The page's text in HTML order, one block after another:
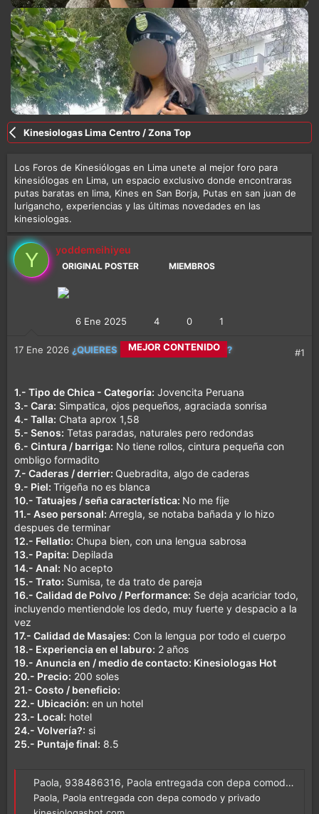
Kinesiologas Lima Centro / Zona Top
Los Foros de Kinesiólogas en Lima unete al mejor foro para
kinesiólogas en Lima, un espacio exclusivo donde encontraras
putas baratas en lima, Kines en San Borja, Putas en san juan de
lurigancho, experiencias y las últimas novedades en las
kinesiologas.
Y yoddemeihiyeu
ORIGINAL POSTER MIEMBROS
6 Ene 2025 4 0 1
17 Ene 2026 ¿QUIERES
CALETITAS REALES
MÁS DIVERSIÓN
? #1
1.- Tipo de Chica - Categoría: Jovencita Peruana
3.- Cara: Simpatica, ojos pequeños, agraciada sonrisa
4.- Talla: Chata aprox 1,58
5.- Senos: Tetas paradas, naturales pero redondas
6.- Cintura / barriga: No tiene rollos, cintura pequeña con
ombligo formadito
7.- Caderas / derrier: Quebradita, algo de caderas
9.- Piel: Trigeña no es blanca
10.- Tatuajes / seña característica: No me fije
11.- Aseo personal: Arregla, se notaba bañada y lo hizo
despues de terminar
12.- Fellatio: Chupa bien, con una lengua sabrosa
13.- Papita: Depilada
14.- Anal: No acepto
15.- Trato: Sumisa, te da trato de pareja
16.- Calidad de Polvo / Performance: Se deja acariciar todo,
incluyendo mentiendole los dedo, muy fuerte y despacio a la
vez
17.- Calidad de Masajes: Con la lengua por todo el cuerpo
18.- Experiencia en el laburo: 2 años
19.- Anuncia en / medio de contacto: Kinesiologas Hot
20.- Precio: 200 soles
21.- Costo / beneficio:
22.- Ubicación: en un hotel
23.- Local: hotel
24.- Volvería?: si
25.- Puntaje final: 8.5
Paola, 938486316, Paola entregada con depa comodo y privado - Kinesiologashot
Paola, Paola entregada con depa comodo y privado